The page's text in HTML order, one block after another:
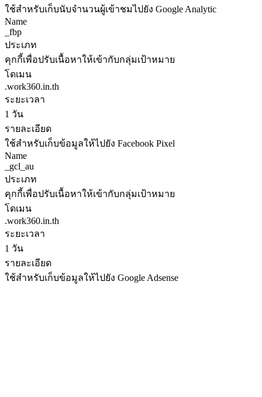
ใช้สำหรับเก็บนับจำนวนผู้เข้าชมไปยัง Google Analytic
Name
_fbp
ประเภท
คุกกี้เพื่อปรับเนื้อหาให้เข้ากับกลุ่มเป้าหมาย
โดเมน
.work360.in.th
ระยะเวลา
1 วัน
รายละเอียด
ใช้สำหรับเก็บข้อมูลให้ไปยัง Facebook Pixel
Name
_gcl_au
ประเภท
คุกกี้เพื่อปรับเนื้อหาให้เข้ากับกลุ่มเป้าหมาย
โดเมน
.work360.in.th
ระยะเวลา
1 วัน
รายละเอียด
ใช้สำหรับเก็บข้อมูลให้ไปยัง Google Adsense